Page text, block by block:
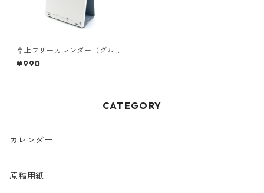
卓上フリーカレンダー（グル
ーヴィーブルー）
¥990
CATEGORY
カレンダー
原稿用紙